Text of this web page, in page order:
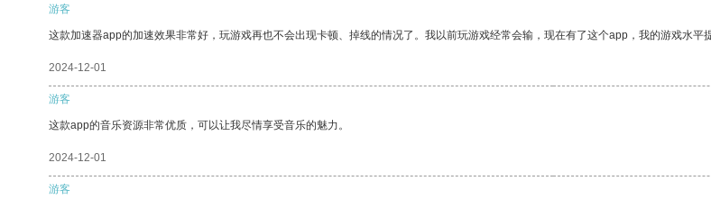
游客
这款加速器app的加速效果非常好，玩游戏再也不会出现卡顿、掉线的情况了。我以前玩游戏经常会输，现在有了这个app，我的游戏水平
2024-12-01
游客
这款app的音乐资源非常优质，可以让我尽情享受音乐的魅力。
2024-12-01
游客